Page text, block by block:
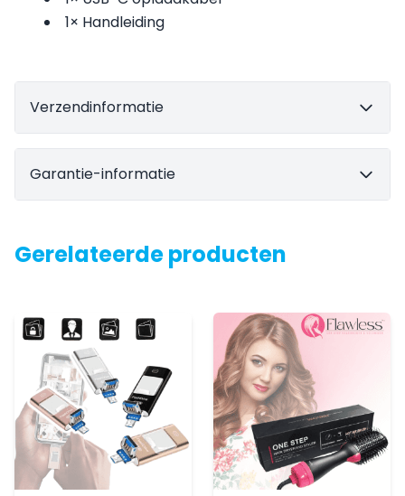
1× Handleiding
Verzendinformatie
Garantie-informatie
Gerelateerde producten